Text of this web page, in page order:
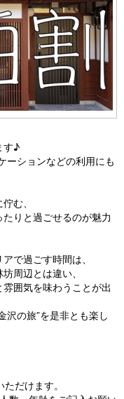
す♪
ーションなどの利用にも
む、
りと過ごせるのが魅力
で過ごす時間は、
周辺とは違い、
囲気を味わうことが出
沢の旅”を是非とも楽し
だけます。